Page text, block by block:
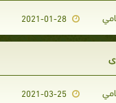
2021-01-28
2021-03-25